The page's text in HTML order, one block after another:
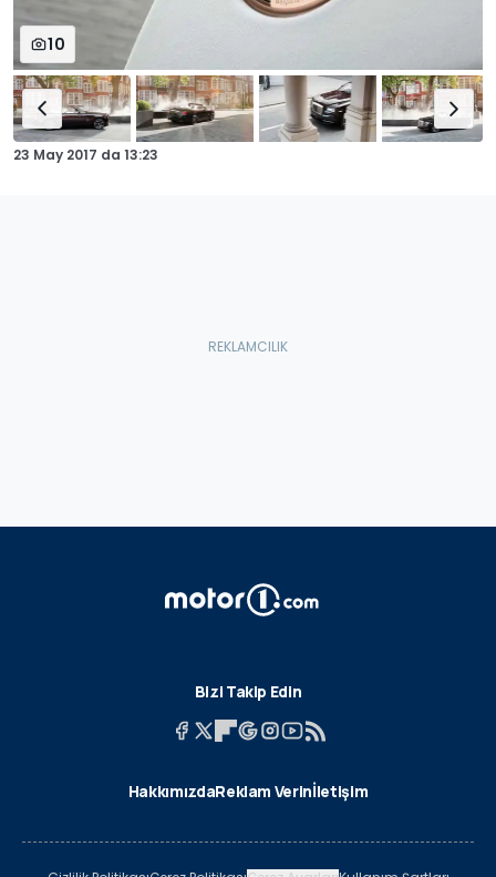
10
23 May 2017 da 13:23
Bizi Takip Edin
HakkımızdaReklam Verinİletişim